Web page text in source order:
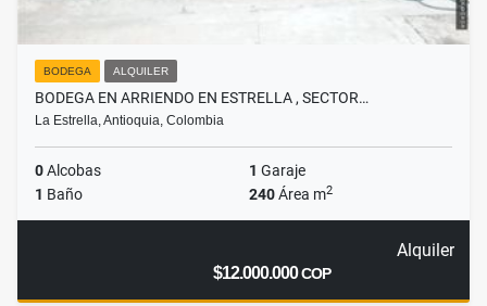
BODEGA ALQUILER
BODEGA EN ARRIENDO EN ESTRELLA , SECTOR…
La Estrella, Antioquia, Colombia
0Alcobas 1 Garaje
1 Baño 240Área m2
Alquiler
$12.000.000COP